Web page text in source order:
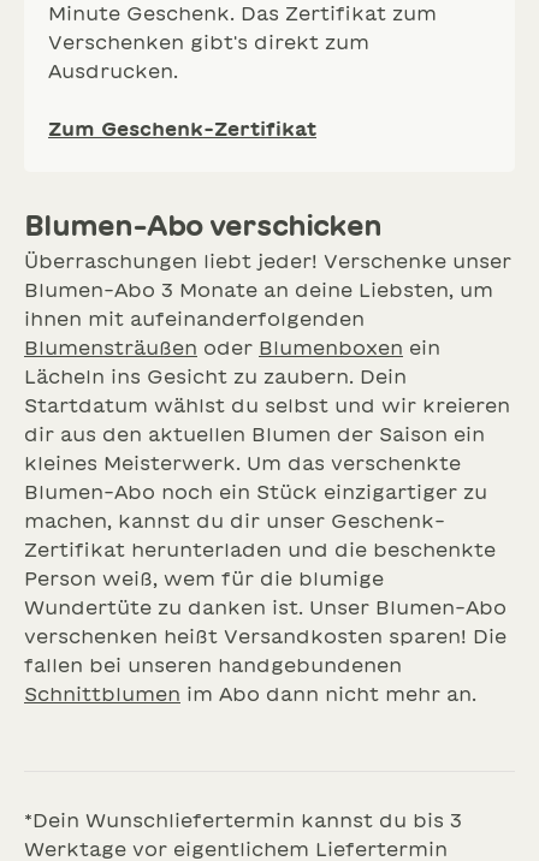
Minute Geschenk. Das Zertifikat zum
Verschenken gibt's direkt zum
Ausdrucken.
Zum Geschenk-Zertifikat
Blumen-Abo verschicken
Überraschungen liebt jeder! Verschenke unser
Blumen-Abo 3 Monate an deine Liebsten, um
ihnen mit aufeinanderfolgenden
Blumensträußen oder Blumenboxen ein
Lächeln ins Gesicht zu zaubern. Dein
Startdatum wählst du selbst und wir kreieren
dir aus den aktuellen Blumen der Saison ein
kleines Meisterwerk. Um das verschenkte
Blumen-Abo noch ein Stück einzigartiger zu
machen, kannst du dir unser Geschenk-
Zertifikat herunterladen und die beschenkte
Person weiß, wem für die blumige
Wundertüte zu danken ist. Unser Blumen-Abo
verschenken heißt Versandkosten sparen! Die
fallen bei unseren handgebundenen
Schnittblumen im Abo dann nicht mehr an.
*Dein Wunschliefertermin kannst du bis 3
Werktage vor eigentlichem Liefertermin